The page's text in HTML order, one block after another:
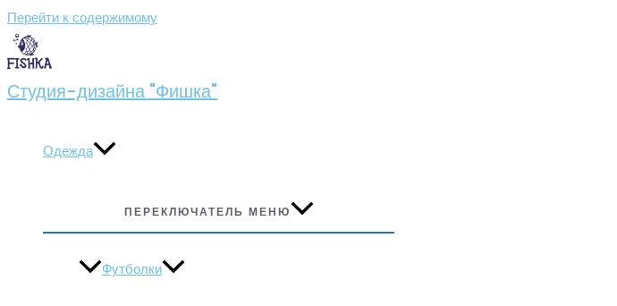
Перейти к содержимому
Студия-дизайна "Фишка"
Одежда
ПЕРЕКЛЮЧАТЕЛЬ МЕНЮ
Футболки